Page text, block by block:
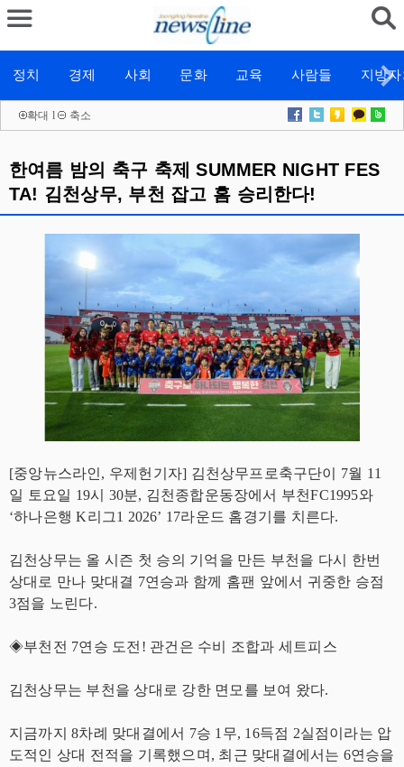
정치 경제 사회 문화 교육 사람들 지방
확대 l 축소
한여름 밤의 축구 축제 SUMMER NIGHT FES
TA! 김천상무, 부천 잡고 홈 승리한다!
[중앙뉴스라인, 우제헌기자] 김천상무프로축구단이 7월 11
일 토요일 19시 30분, 김천종합운동장에서 부천FC1995와
‘하나은행 K리그1 2026’ 17라운드 홈경기를 치른다.
김천상무는 올 시즌 첫 승의 기억을 만든 부천을 다시 한번
상대로 만나 맞대결 7연승과 함께 홈팬 앞에서 귀중한 승점
3점을 노린다.
◈부천전 7연승 도전! 관건은 수비 조합과 세트피스
김천상무는 부천을 상대로 강한 면모를 보여 왔다.
지금까지 8차례 맞대결에서 7승 1무, 16득점 2실점이라는 압
도적인 상대 전적을 기록했으며, 최근 맞대결에서는 6연승을